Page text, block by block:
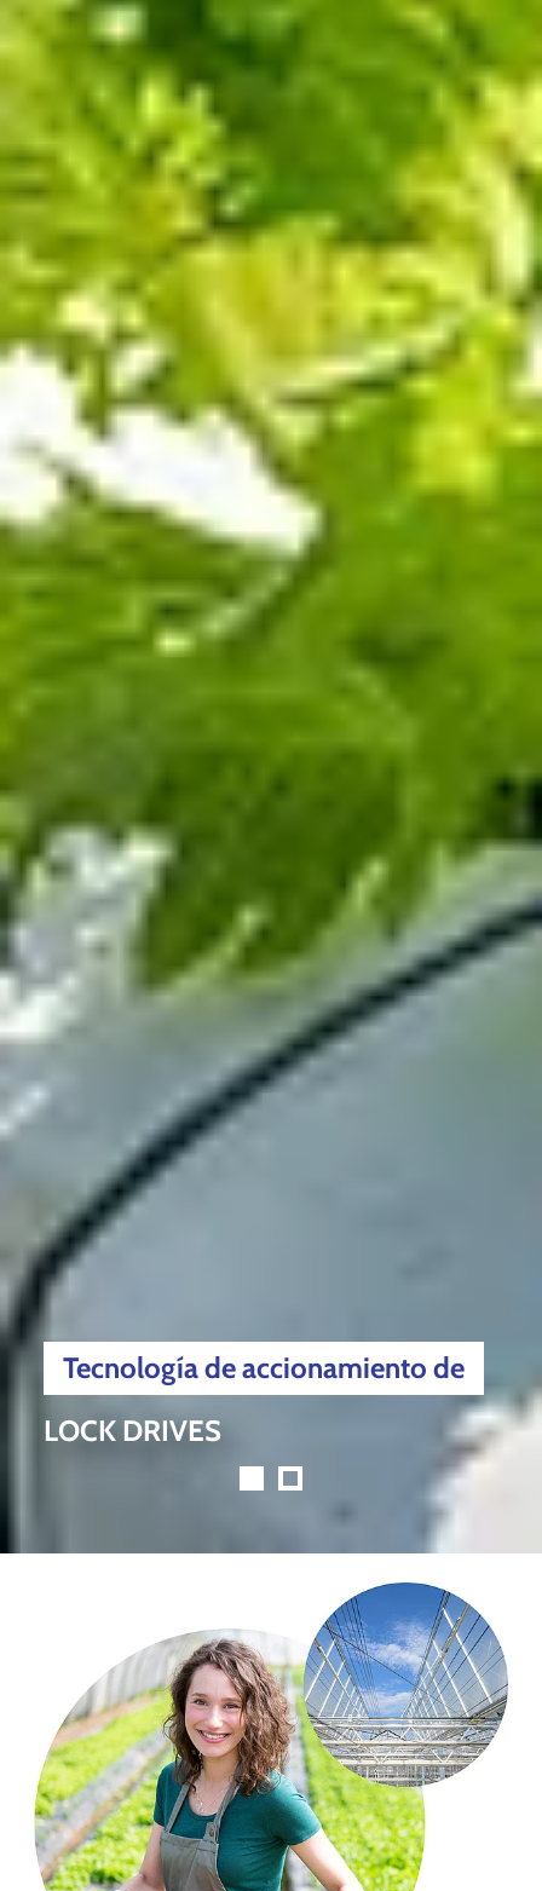
LOCK DRIVES
Tecnología de accionamiento de
LOCK DRIVES
Tecnología de accionamiento de